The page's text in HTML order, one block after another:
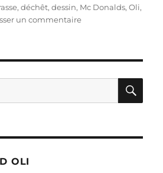
,déchêt,dessin, Mc Donalds,Oli,
un commentairesur
OLI